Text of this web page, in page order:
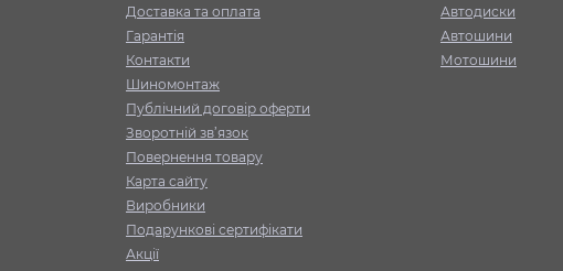
Доставка та оплата
Гарантія
Контакти
Шиномонтаж
Публічний договір оферти
Зворотній зв’язок
Повернення товару
Карта сайту
Виробники
Подарункові сертифікати
Акції
Автодиски
Автошини
Мотошини